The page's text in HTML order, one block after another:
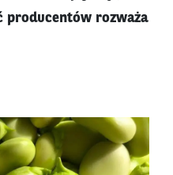
producentów rozważa